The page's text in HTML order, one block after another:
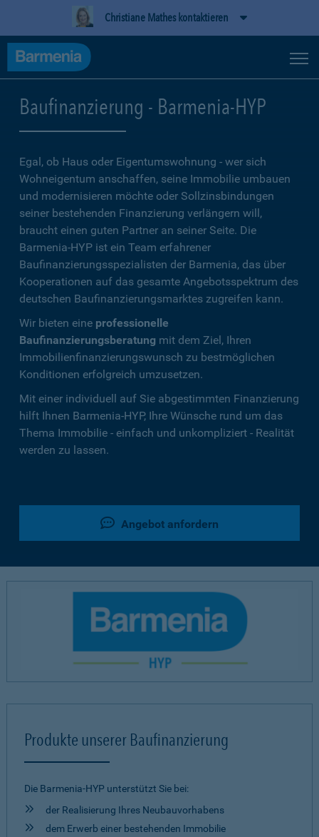
Christiane Mathes kontaktieren
Baufinanzierung - Barmenia-HYP
Egal, ob Haus oder Eigentumswohnung - wer sich
Wohneigentum anschaffen, seine Immobilie umbauen
und modernisieren möchte oder Sollzinsbindungen
seiner bestehenden Finanzierung verlängern will,
braucht einen guten Partner an seiner Seite. Die
Barmenia-HYP ist ein Team erfahrener
Baufinanzierungsspezialisten der Barmenia, das über
Kooperationen auf das gesamte Angebotsspektrum des
deutschen Baufinanzierungsmarktes zugreifen kann.
Wir bieten eine professionelle
Baufinanzierungsberatung mit dem Ziel, Ihren
Immobilienfinanzierungswunsch zu bestmöglichen
Konditionen erfolgreich umzusetzen.
Mit einer individuell auf Sie abgestimmten Finanzierung
hilft Ihnen Barmenia-HYP, Ihre Wünsche rund um das
Thema Immobilie - einfach und unkompliziert - Realität
werden zu lassen.
Angebot anfordern
Produkte unserer Baufinanzierung
Die Barmenia-HYP unterstützt Sie bei:
der Realisierung Ihres Neubauvorhabens
dem Erwerb einer bestehenden Immobilie